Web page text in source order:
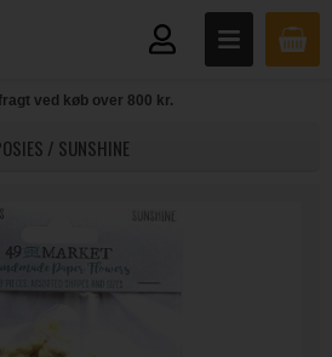
ved køb over 800 kr.
/ SUNSHINE